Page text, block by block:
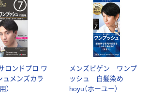
ロンドプロ ワ
ュメンズカラ
）
メンズビゲン ワンプ
ッシュ 白髪染め
hoyu（ホーユー）